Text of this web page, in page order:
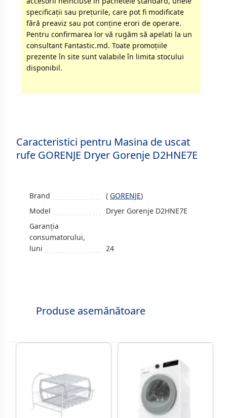
specificaţii sau preţurile, care pot fi modificate
fără preaviz sau pot conţine erori de operare.
Pentru confirmarea lor vă rugăm să apelati la un
consultant Fantastic.md. Toate promoţiile
prezente în site sunt valabile în limita stocului
disponibil.
Caracteristici pentru Masina de uscat
rufe GORENJE Dryer Gorenje D2HNE7E
Brand ( GORENJE)
Model
Dryer Gorenje D2HNE7E
Garanția
consumatorului,
luni
24
Produse asemănătoare